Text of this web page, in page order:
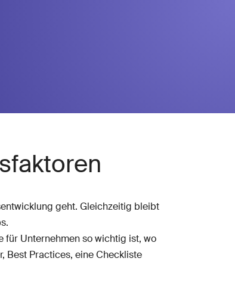
geht. Gleichzeitig bleibt
für Unternehmen so wichtig ist, wo
Best Practices, eine Checkliste